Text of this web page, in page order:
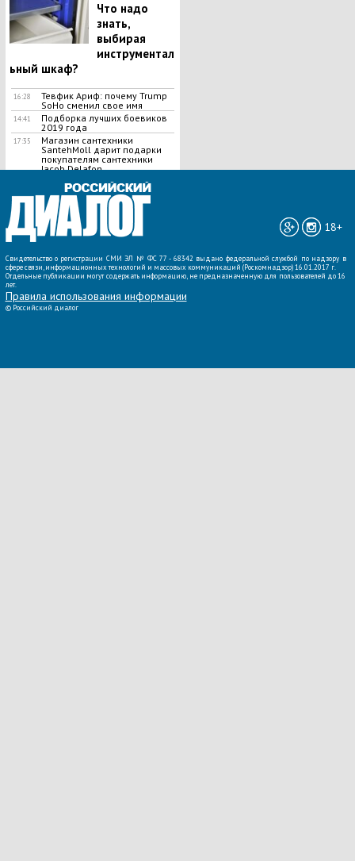
​Что надо
знать,
выбирая
инструментал
ьный шкаф?
16:28
Тевфик Ариф: почему Trump
SoHo сменил свое имя
14:41
Подборка лучших боевиков
2019 года
17:35
Магазин сантехники
SantehMoll дарит подарки
покупателям сантехники
Jacob Delafon
ВСЕ НОВОСТИ »
18+
Свидетельство о регистрации СМИ ЭЛ № ФС 77 - 68342 выдано федеральной службой по надзору в
сфере связи, информационных технологий и массовых коммуникаций (Роскомнадзор) 16.01.2017 г.
Отдельные публикации могут содержать информацию, не предназначенную для пользователей до 16
лет.
Правила использования информации
© Российский диалог